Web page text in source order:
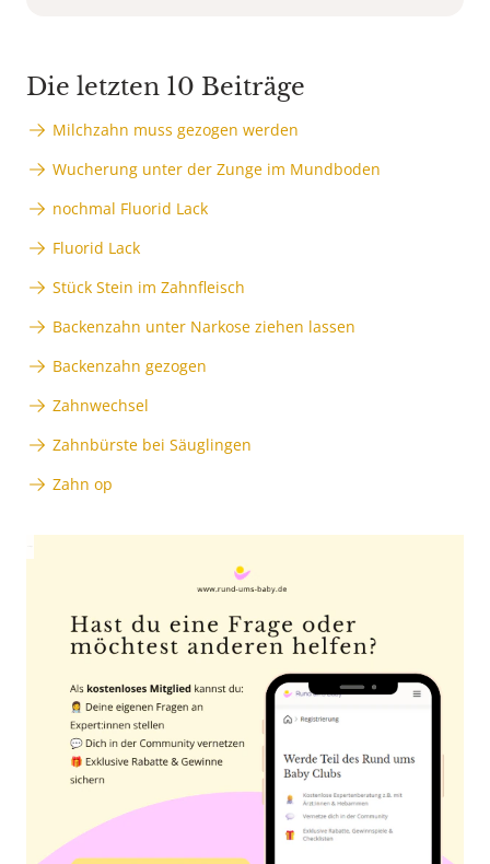
Die letzten 10 Beiträge
Milchzahn muss gezogen werden
Wucherung unter der Zunge im Mundboden
nochmal Fluorid Lack
Fluorid Lack
Stück Stein im Zahnfleisch
Backenzahn unter Narkose ziehen lassen
Backenzahn gezogen
Zahnwechsel
Zahnbürste bei Säuglingen
Zahn op